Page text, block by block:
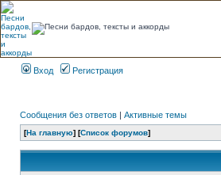
Вход Регистрация
Сообщения без ответов | Активные темы
[На главную] [Список форумов]